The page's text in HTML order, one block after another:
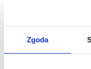
Zgoda